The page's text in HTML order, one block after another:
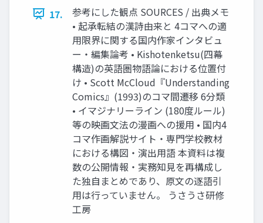
17.
参考にした観点 SOURCES / 出典メモ
• 起承転結の漢詩由来と 4コマへの適
用限界に関する国内作家インタビュ
ー・編集論考 • Kishotenketsu(四幕
構造)の英語圏物語論における位置付
け • Scott McCloud『Understanding
Comics』(1993)のコマ間遷移 6分類
• イマジナリーライン (180度ルール)
等の映画文法の漫画への援用 • 国内4
コマ作画解説サイト・専門学校教材
における構図・演出用語 本資料は複
数の公開情報・実務知見を再構成し
た独自まとめであり、原文の逐語引
用は行っていません。 うさうさ研修
工房